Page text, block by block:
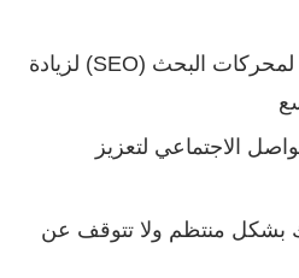
قم بتحسين محتواك لمحركات البحث (SEO) لزيادة
الاجتماعي لتعزيز
بشكل منتظم ولا تتوقف عن